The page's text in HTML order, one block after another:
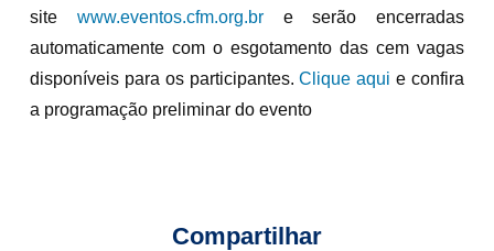
site www.eventos.cfm.org.bre serão encerradas
automaticamente com o esgotamento das cem vagas
disponíveis para os participantes.Clique aqui e confira
a programação preliminar do evento
Compartilhar